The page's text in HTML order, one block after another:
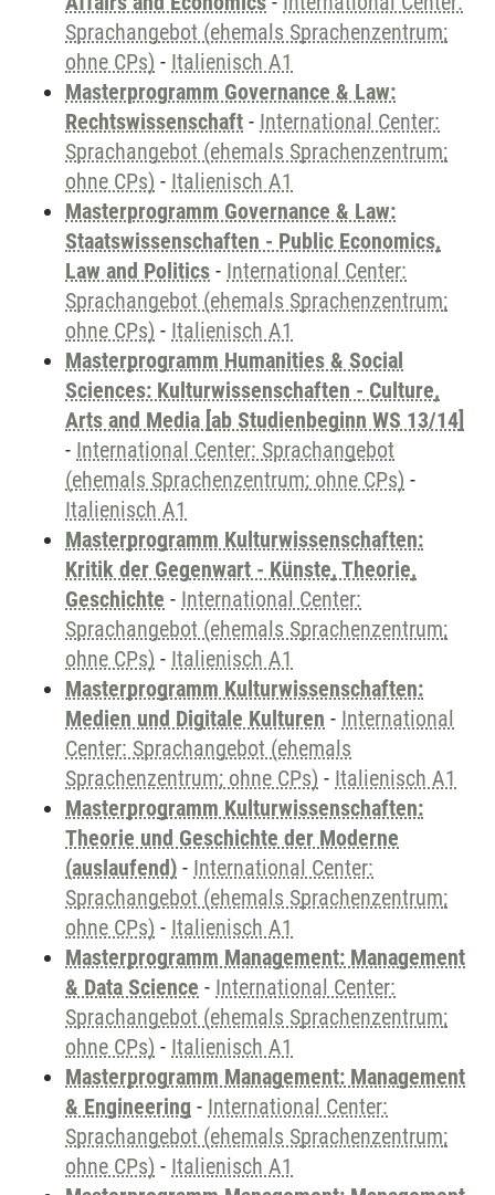
Sprachangebot (ehemals Sprachenzentrum;
ohne CPs) - Italienisch A1
Masterprogramm Governance & Law:
Rechtswissenschaft - International Center:
Sprachangebot (ehemals Sprachenzentrum;
ohne CPs) - Italienisch A1
Masterprogramm Governance & Law:
Staatswissenschaften - Public Economics,
Law and Politics - International Center:
Sprachangebot (ehemals Sprachenzentrum;
ohne CPs) - Italienisch A1
Masterprogramm Humanities & Social
Sciences: Kulturwissenschaften - Culture,
Arts and Media [ab Studienbeginn WS 13/14]
- International Center: Sprachangebot
(ehemals Sprachenzentrum; ohne CPs) -
Italienisch A1
Masterprogramm Kulturwissenschaften:
Kritik der Gegenwart - Künste, Theorie,
Geschichte - International Center:
Sprachangebot (ehemals Sprachenzentrum;
ohne CPs) - Italienisch A1
Masterprogramm Kulturwissenschaften:
Medien und Digitale Kulturen - International
Center: Sprachangebot (ehemals
Sprachenzentrum; ohne CPs) - Italienisch A1
Masterprogramm Kulturwissenschaften:
Theorie und Geschichte der Moderne
(auslaufend) - International Center:
Sprachangebot (ehemals Sprachenzentrum;
ohne CPs) - Italienisch A1
Masterprogramm Management: Management
& Data Science - International Center:
Sprachangebot (ehemals Sprachenzentrum;
ohne CPs) - Italienisch A1
Masterprogramm Management: Management
& Engineering - International Center:
Sprachangebot (ehemals Sprachenzentrum;
ohne CPs) - Italienisch A1